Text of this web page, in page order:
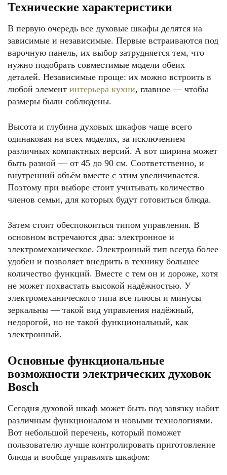
Технические характеристики
В первую очередь все духовые шкафы делятся на
зависимые и независимые. Первые встраиваются под
варочную панель, их выбор затрудняется тем, что
нужно подобрать совместимые модели обеих
деталей. Независимые проще: их можно встроить в
любой элемент интерьера кухни, главное — чтобы
размеры были соблюдены.
Высота и глубина духовых шкафов чаще всего
одинаковая на всех моделях, за исключением
различных компактных версий. А вот ширина может
быть разной — от 45 до 90 см. Соответственно, и
внутренний объём вместе с этим увеличивается.
Поэтому при выборе стоит учитывать количество
членов семьи, для которых будут готовиться блюда.
Затем стоит обеспокоиться типом управления. В
основном встречаются два: электронное и
электромеханическое. Электронный тип всегда более
удобен и позволяет внедрить в технику большее
количество функций. Вместе с тем он и дороже, хотя
не может похвастать высокой надёжностью. У
электромеханического типа все плюсы и минусы
зеркальны — такой вид управления надёжный,
недорогой, но не такой функциональный, как
электронный.
Основные функциональные
возможности электрических духовок
Bosch
Сегодня духовой шкаф может быть под завязку набит
различным функционалом и новыми технологиями.
Вот небольшой перечень, который поможет
пользователю лучше контролировать приготовление
блюда и вообще управлять шкафом: